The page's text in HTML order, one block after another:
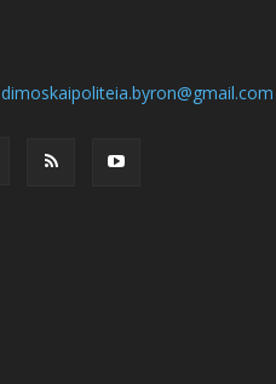
dimoskaipoliteia.byron@gmail.com